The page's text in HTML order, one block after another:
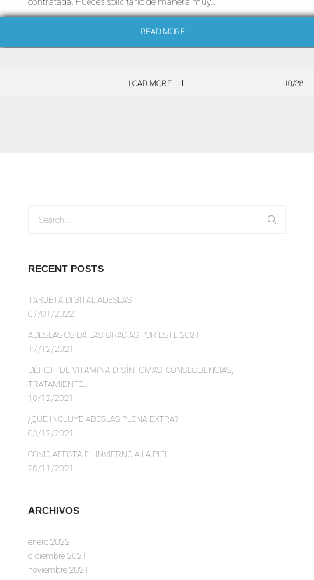
READ MORE
LOAD MORE 10/38
RECENT POSTS
TARJETA DIGITAL ADESLAS
07/01/2022
ADESLAS OS DA LAS GRACIAS POR ESTE 2021
17/12/2021
DÉFICIT DE VITAMINA D: SÍNTOMAS, CONSECUENCIAS,
TRATAMIENTO…
10/12/2021
¿QUÉ INCLUYE ADESLAS PLENA EXTRA?
03/12/2021
CÓMO AFECTA EL INVIERNO A LA PIEL
26/11/2021
ARCHIVOS
enero 2022
diciembre 2021
noviembre 2021